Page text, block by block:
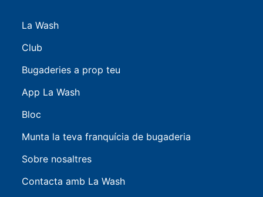
La Wash
Club
Bugaderies a prop teu
App La Wash
Bloc
Munta la teva franquícia de bugaderia
Sobre nosaltres
Contacta amb La Wash